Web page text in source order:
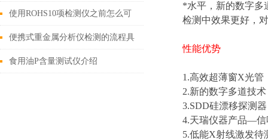
这些
使用ROHS10项检测仪之前怎么可
以不了解这些！
便携式重金属分析仪检测的流程具
体如下
食用油P含量测试仪介绍
*水平，新的数字多
检测中效果更好，
性能优势
1.高效超薄窗X光
2.新的数字多道技
3.SDD硅漂移探测
4.天瑞仪器产品—信
5.低能X射线激发待